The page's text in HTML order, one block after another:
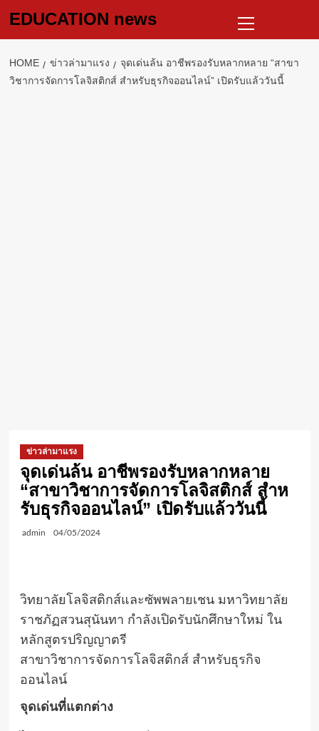
EDUCATION news
Menu
HOME ข่าวล่ามาแรง
จุดเด่นล้น อาชีพรองรับหลากหลาย “สาขา
วิชาการจัดการโลจิสติกส์ สําหรับธุรกิจออนไลน์” เปิดรับแล้ววันนี้
ข่าวล่ามาแรง
จุดเด่นล้น อาชีพรองรับหลากหลาย
“สาขาวิชาการจัดการโลจิสติกส์ สําห
รับธุรกิจออนไลน์” เปิดรับแล้ววันนี้
admin 04/05/2024
วิทยาลัยโลจิสติกส์และซัพพลายเชน มหาวิทยาลัย
ราชภัฏสวนสุนันทา กำลังเปิดรับนักศึกษาใหม่ ใน
หลักสูตรปริญญาตรี
สาขาวิชาการจัดการโลจิสติกส์ สําหรับธุรกิจ
ออนไลน์
จุดเด่นที่แตกต่าง